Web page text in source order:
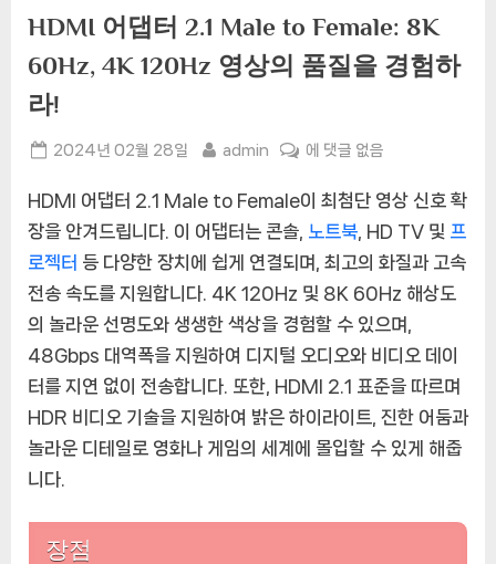
HDMI 어댑터 2.1 Male to Female: 8K
60Hz, 4K 120Hz 영상의 품질을 경험하
라!
Posted
2024년 02월 28일 By
admin
HDMI
댑
터
Male
to
Female:
8K
60Hz,
120Hz
영
에 댓글 없음
HDMI 어댑터 2.1 Male to Female이 최첨단 영상 신호 확
장을 안겨드립니다. 이 어댑터는 콘솔, 노트북 , HD TV 및 프
로젝터 등 다양한 장치에 쉽게 연결되며, 최고의 화질과 고속
전송 속도를 지원합니다. 4K 120Hz 및 8K 60Hz 해상도
의 놀라운 선명도와 생생한 색상을 경험할 수 있으며,
48Gbps 대역폭을 지원하여 디지털 오디오와 비디오 데이
터를 지연 없이 전송합니다. 또한, HDMI 2.1 표준을 따르며
HDR 비디오 기술을 지원하여 밝은 하이라이트, 진한 어둠과
놀라운 디테일로 영화나 게임의 세계에 몰입할 수 있게 해줍
니다.
장점